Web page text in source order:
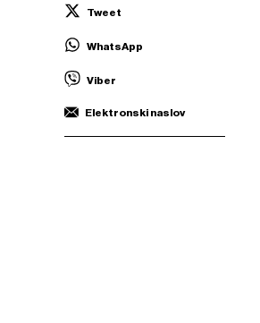
Tweet
WhatsApp
Viber
Elektronski naslov